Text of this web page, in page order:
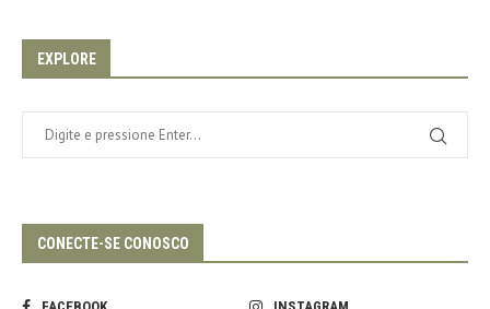
EXPLORE
CONECTE-SE CONOSCO